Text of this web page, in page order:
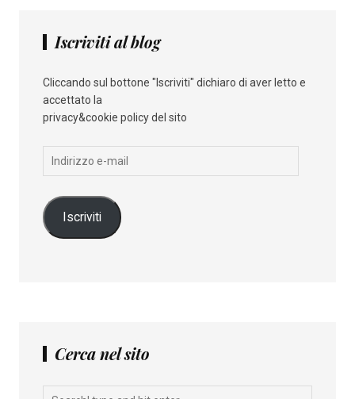
Iscriviti al blog
Cliccando sul bottone "Iscriviti" dichiaro di aver letto e
accettato la
privacy&cookie policy del sito
Indirizzo
Iscriviti
Cerca nel sito